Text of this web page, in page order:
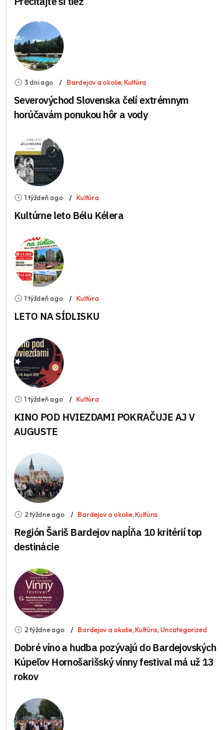
3 dni ago Bardejov a okolie, Kultúra
Severovýchod Slovenska čelí extrémnym
horúčavám ponukou hôr a vody
1 týždeň ago Kultúra
Kultúrne leto Bélu Kélera
1 týždeň ago Kultúra
LETO NA SÍDLISKU
1 týždeň ago Kultúra
KINO POD HVIEZDAMI POKRAČUJE AJ V
AUGUSTE
2 týždne ago Bardejov a okolie,Kultúra
Región Šariš Bardejov napĺňa 10 kritérií top
destinácie
2 týždne ago Bardejov a okolie,Kultúra, Uncategorized
Dobré víno a hudba pozývajú do Bardejovských
Kúpeľov Hornošarišský vínny festival má už 13
rokov